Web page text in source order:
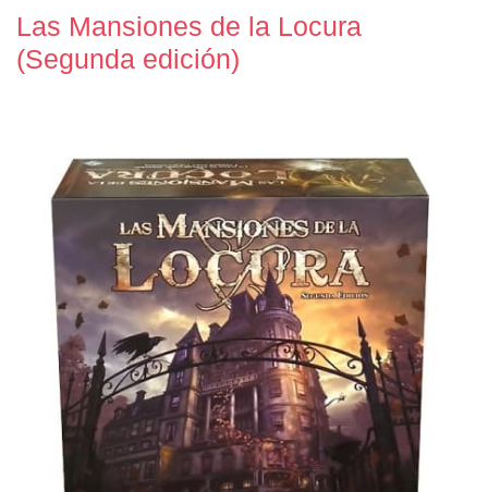
Las Mansiones de la Locura
(Segunda edición)